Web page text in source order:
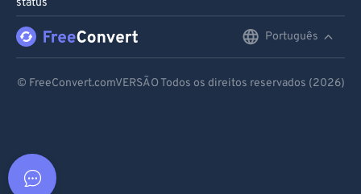
status
Português
© FreeConvert.comVERSÃO Todos os direitos reservados (2026)